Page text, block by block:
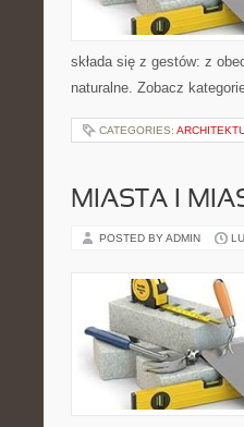
składa się z gestów: z
naturalne. Zobacz
CATEGORIES:
MIASTA I
POSTED BY ADMIN